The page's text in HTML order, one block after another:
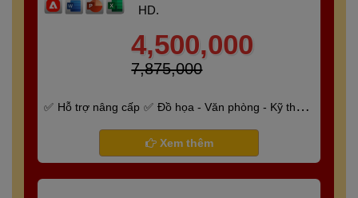
HD.
4,500,000
7,875,000
Hỗ trợ nâng cấp
Đồ họa - Văn phòng - Kỹ thuật
Bảo hành 6 tháng
Xem thêm